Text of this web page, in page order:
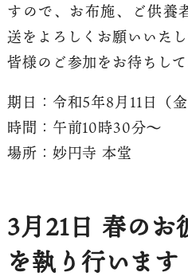
すので、お布施、ご供養
送をよろしくお願いいたし
皆様のご参加をお待ちして
期日：令和5年8月11日（
時間：午前10時30分〜
場所：妙円寺 本堂
3月21日 春の
を執り行います